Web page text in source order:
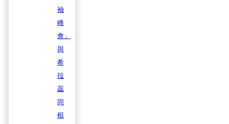
袖
峰
會」
與
希
拉
蕊
同
框